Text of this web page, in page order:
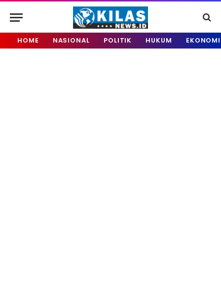
HOME NASIONAL POLITIK HUKUM EKONOMI